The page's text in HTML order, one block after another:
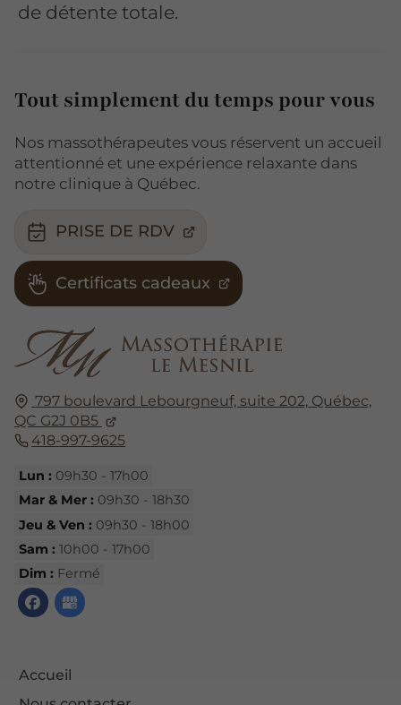
de détente totale.
797 boulevard Lebourgneuf, suite 202, Québec,
QC G2J 0B5
418-997-9625
Lun : 09h30 - 17h00
Mar & Mer : 09h30 - 18h30
Jeu & Ven : 09h30 - 18h00
Sam : 10h00 - 17h00
Dim : Fermé
Accueil
Tout simplement du temps pour vous
Nos massothérapeutes vous réservent un accueil
attentionné et une expérience relaxante dans
notre clinique à Québec.
PRISE DE RDV
Certificats cadeaux